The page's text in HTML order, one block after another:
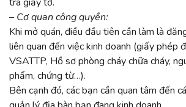
– Cơ quan công quyền:
Khi mở quán, điều đầu tiên cần làm là
liên quan đến việc kinh doanh (giấy phép
VSATTP, Hồ sơ phòng cháy chữa cháy,
phẩm, chứng từ…).
Bên cạnh đó, các bạn cần quan tâm đến